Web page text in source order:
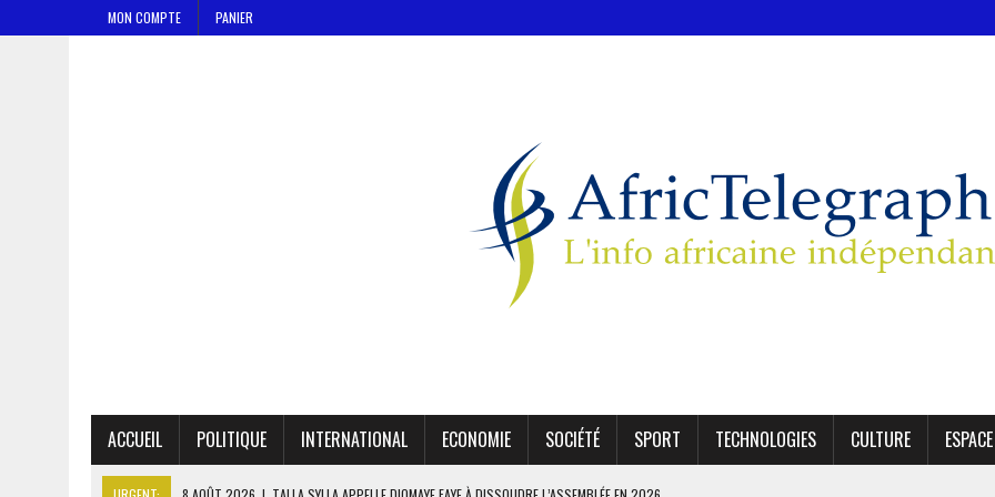
MON COMPTE PANIER
ACCUEIL POLITIQUE INTERNATIONAL ECONOMIE SOCIÉTÉ SPORT TECHNOLOGIES CULTURE